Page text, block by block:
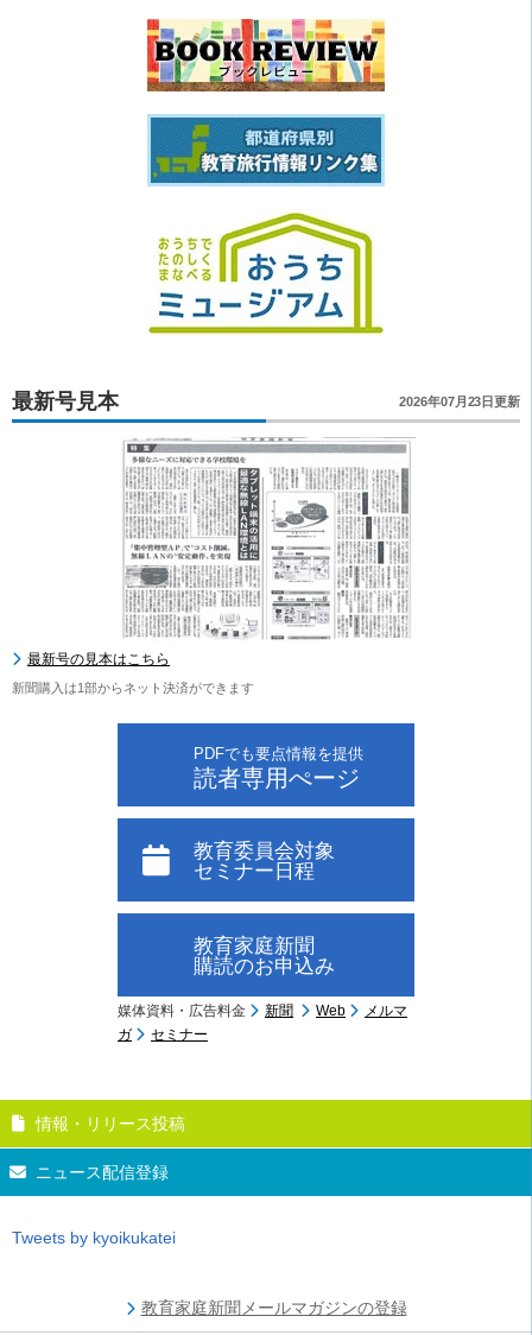
最新号見本 2026年07月23日更新
最新号の見本はこちら
新聞購入は1部からネット決済ができます
PDFでも要点情報を提供
読者専用ぺージ
教育委員会対象
セミナー日程
教育家庭新聞
購読のお申込み
媒体資料・広告料金 新聞 Web
メルマ
ガ
セミナー
情報・リリース投稿
ニュース配信登録
Tweets by kyoikukatei
教育家庭新聞メールマガジンの登録